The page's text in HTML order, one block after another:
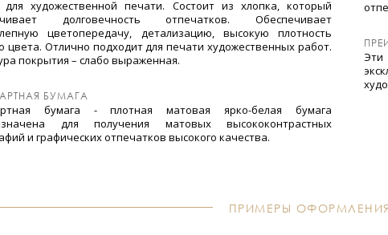
для художественной печати. Состоит из хлопка, который
долговечность отпечатков. Обеспечивает
цветопередачу, детализацию, высокую плотность
цвета. Отлично подходит для печати художественных работ.
покрытия – слабо выраженная.
БУМАГА
бумага - плотная матовая ярко-белая бумага
для получения матовых высококонтрастных
и графических отпечатков высокого качества.
ПРИМЕРЫ ОФОРМЛЕНИЯ